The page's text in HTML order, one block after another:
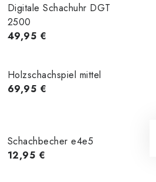
Digitale Schachuhr DGT
2500
49,95 €
Holzschachspiel mittel
69,95 €
Schachbecher e4e5
12,95 €